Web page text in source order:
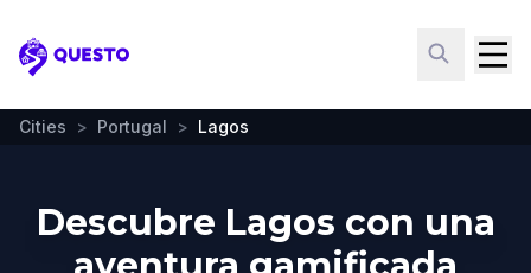
Questo
Cities > Portugal > Lagos
Descubre Lagos con una